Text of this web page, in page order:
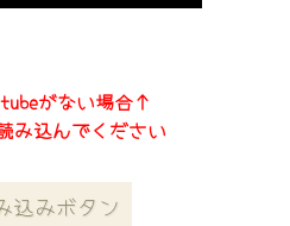
がない場合↑
み込んでください
込みボタン